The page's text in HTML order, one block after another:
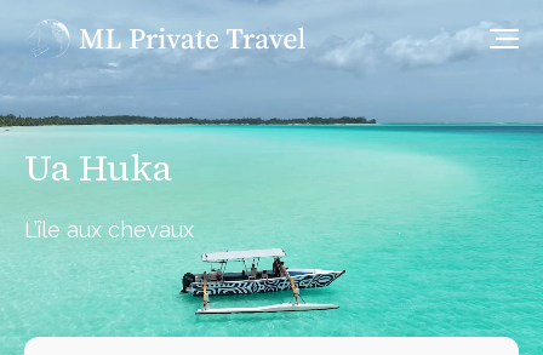
Ua Huka
L’île aux chevaux